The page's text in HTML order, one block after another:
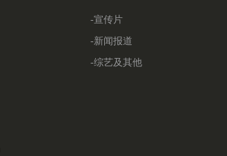
-宣传片
-新闻报道
-综艺及其他